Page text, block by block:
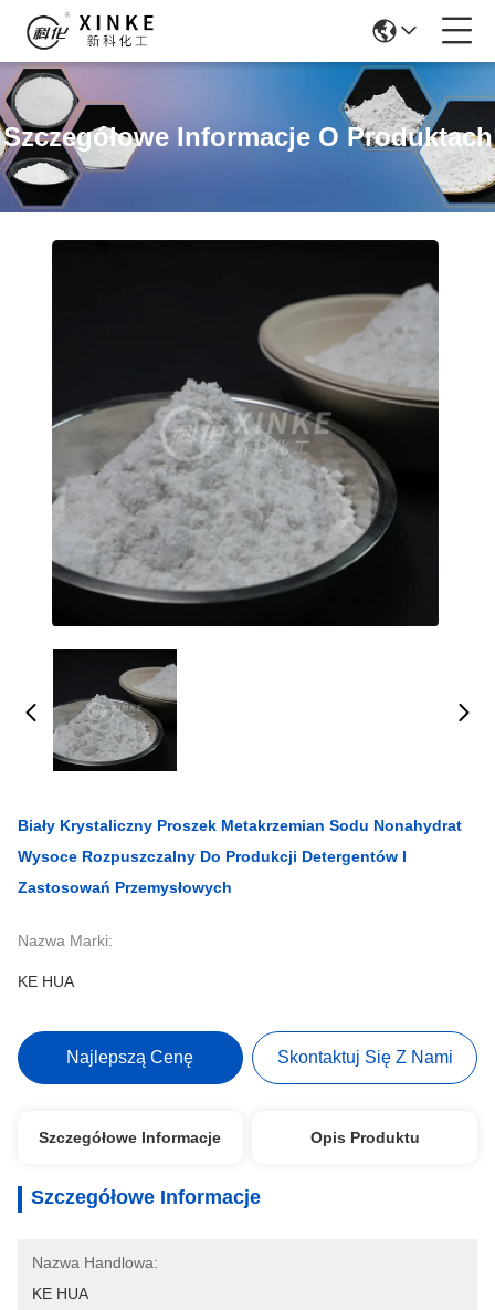
Szczegółowe Informacje O Produktach
Biały Krystaliczny Proszek Metakrzemian Sodu Nonahydrat
Wysoce Rozpuszczalny Do Produkcji Detergentów I
Zastosowań Przemysłowych
Nazwa Marki:
KE HUA
Najlepszą Cenę Skontaktuj Się Z Nami
Szczegółowe Informacje Opis Produktu
Szczegółowe Informacje
Nazwa Handlowa:
KE HUA